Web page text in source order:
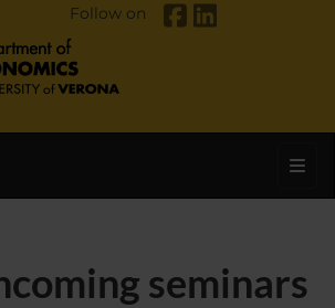
Follow on
seminars